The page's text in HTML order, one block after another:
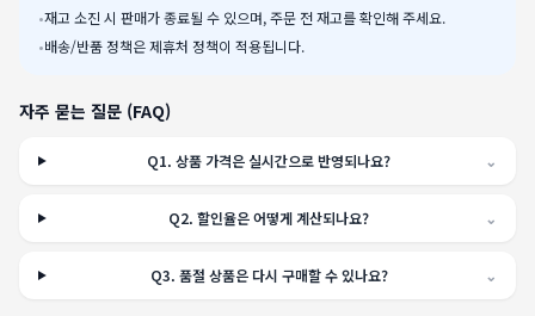
•재고 소진 시 판매가 종료될 수 있으며, 주문 전 재고를 확인해 주세요.
•배송/반품 정책은 제휴처 정책이 적용됩니다.
자주 묻는 질문 (FAQ)
Q1.상품 가격은 실시간으로 반영되나요? ⌄
Q2.할인율은 어떻게 계산되나요? ⌄
Q3. 품절 상품은 다시 구매할 수 있나요? ⌄